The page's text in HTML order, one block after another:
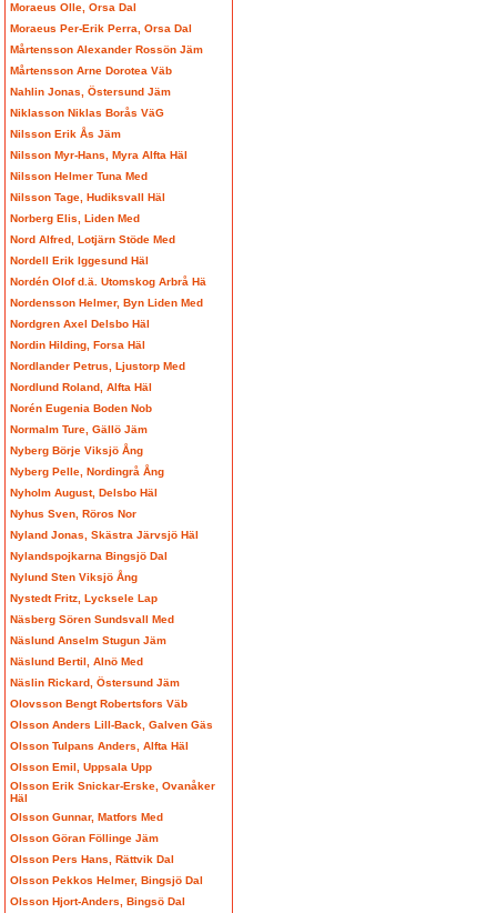
Moraeus Olle, Orsa Dal
Moraeus Per-Erik Perra, Orsa Dal
Mårtensson Alexander Rossön Jäm
Mårtensson Arne Dorotea Väb
Nahlin Jonas, Östersund Jäm
Niklasson Niklas Borås VäG
Nilsson Erik Ås Jäm
Nilsson Myr-Hans, Myra Alfta Häl
Nilsson Helmer Tuna Med
Nilsson Tage, Hudiksvall Häl
Norberg Elis, Liden Med
Nord Alfred, Lotjärn Stöde Med
Nordell Erik Iggesund Häl
Nordén Olof d.ä. Utomskog Arbrå Hä
Nordensson Helmer, Byn Liden Med
Nordgren Axel Delsbo Häl
Nordin Hilding, Forsa Häl
Nordlander Petrus, Ljustorp Med
Nordlund Roland, Alfta Häl
Norén Eugenia Boden Nob
Normalm Ture, Gällö Jäm
Nyberg Börje Viksjö Ång
Nyberg Pelle, Nordingrå Ång
Nyholm August, Delsbo Häl
Nyhus Sven, Röros Nor
Nyland Jonas, Skästra Järvsjö Häl
Nylandspojkarna Bingsjö Dal
Nylund Sten Viksjö Ång
Nystedt Fritz, Lycksele Lap
Näsberg Sören Sundsvall Med
Näslund Anselm Stugun Jäm
Näslund Bertil, Alnö Med
Näslin Rickard, Östersund Jäm
Olovsson Bengt Robertsfors Väb
Olsson Anders Lill-Back, Galven Gäs
Olsson Tulpans Anders, Alfta Häl
Olsson Emil, Uppsala Upp
Olsson Erik Snickar-Erske, Ovanåker
Häl
Olsson Gunnar, Matfors Med
Olsson Göran Föllinge Jäm
Olsson Pers Hans, Rättvik Dal
Olsson Pekkos Helmer, Bingsjö Dal
Olsson Hjort-Anders, Bingsö Dal